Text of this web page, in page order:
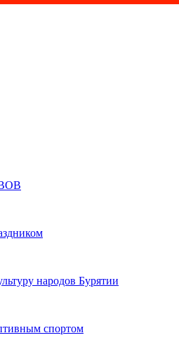
ВОВ
народов Бурятии
спортом